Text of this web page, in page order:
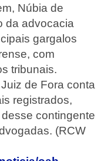
Núbia de
da advocacia
gargalos
com
tribunais.
de Fora conta
registrados,
contingente
(RCW